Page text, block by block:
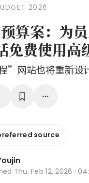
2026
算案：为
免费使用高
”网站也将重新设
source
Thu, Feb 12, 2026 ·